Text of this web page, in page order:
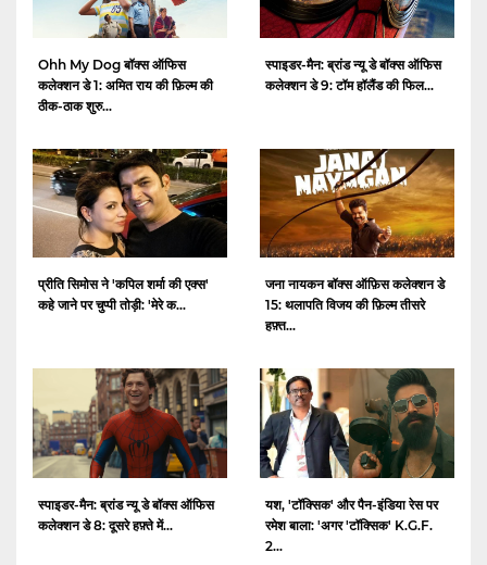
Ohh My Dog बॉक्स ऑफिस
कलेक्शन डे 1: अमित राय की फ़िल्म की
ठीक-ठाक शुरु...
स्पाइडर-मैन: ब्रांड न्यू डे बॉक्स ऑफिस
कलेक्शन डे 9: टॉम हॉलैंड की फिल...
प्रीति सिमोस ने 'कपिल शर्मा की एक्स'
कहे जाने पर चुप्पी तोड़ी: 'मेरे क...
जना नायकन बॉक्स ऑफ़िस कलेक्शन डे
15: थलापति विजय की फ़िल्म तीसरे
हफ़्त...
स्पाइडर-मैन: ब्रांड न्यू डे बॉक्स ऑफिस
कलेक्शन डे 8: दूसरे हफ़्ते में...
यश, 'टॉक्सिक' और पैन-इंडिया रेस पर
रमेश बाला: 'अगर 'टॉक्सिक' K.G.F.
2...